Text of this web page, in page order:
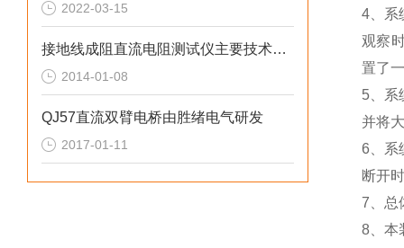
2022-03-15
接地线成阻直流电阻测试仪主要技术指标及使用条件
2014-01-08
QJ57直流双臂电桥由胜绪电气研发
2017-01-11
4、系
观察
置了
5、系
并将
6、系
断开
7、总
8、本